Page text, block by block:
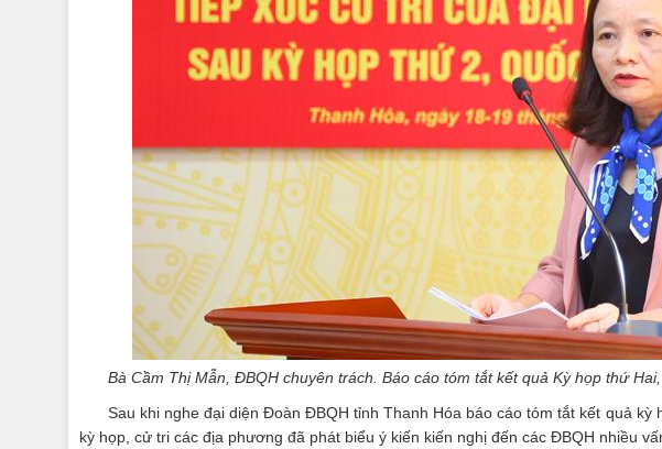
Bà Cầm Thị Mẫn, ĐBQH chuyên trách . Báo cáo tóm tắt kết quả Kỳ họp thứ
Sau khi nghe đại diện Đoàn ĐBQH tỉnh Thanh Hóa báo cáo tóm tắt kết quả
kỳ họp, cử tri các địa phương đã phát biểu ý kiến kiến nghị đến các ĐBQH nhiều